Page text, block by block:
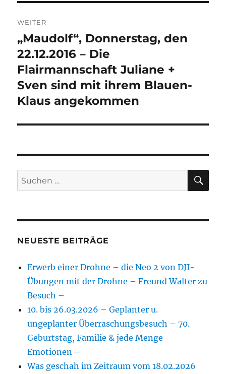
WEITER
Nächster
Beitrag:
„Maudolf“, Donnerstag, den
22.12.2016 – Die
Flairmannschaft Juliane +
Sven sind mit ihrem Blauen-
Klaus angekommen
Suchen
nach:
NEUESTE BEITRÄGE
Erwerb einer Drohne – die Neo 2 von DJI-
Übungen mit der Drohne – Freund Walter zu
Besuch –
10. bis 26.03.2026 – Geplanter u.
ungeplanter Überraschungsbesuch – 70.
Geburtstag, Familie & jede Menge
Emotionen –
Was geschah im Zeitraum vom 18.02.2026